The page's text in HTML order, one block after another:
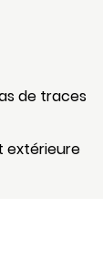
de traces
extérieure